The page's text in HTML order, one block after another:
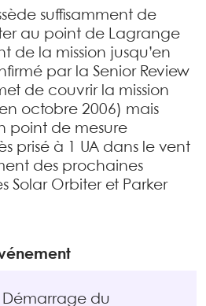
suffisamment de
au point de Lagrange
de la mission jusqu’en
par la Senior Review
de couvrir la mission
octobre 2006) mais
point de mesure
prisé à 1 UA dans le vent
des prochaines
Solar Orbiter et Parker
Démarrage du